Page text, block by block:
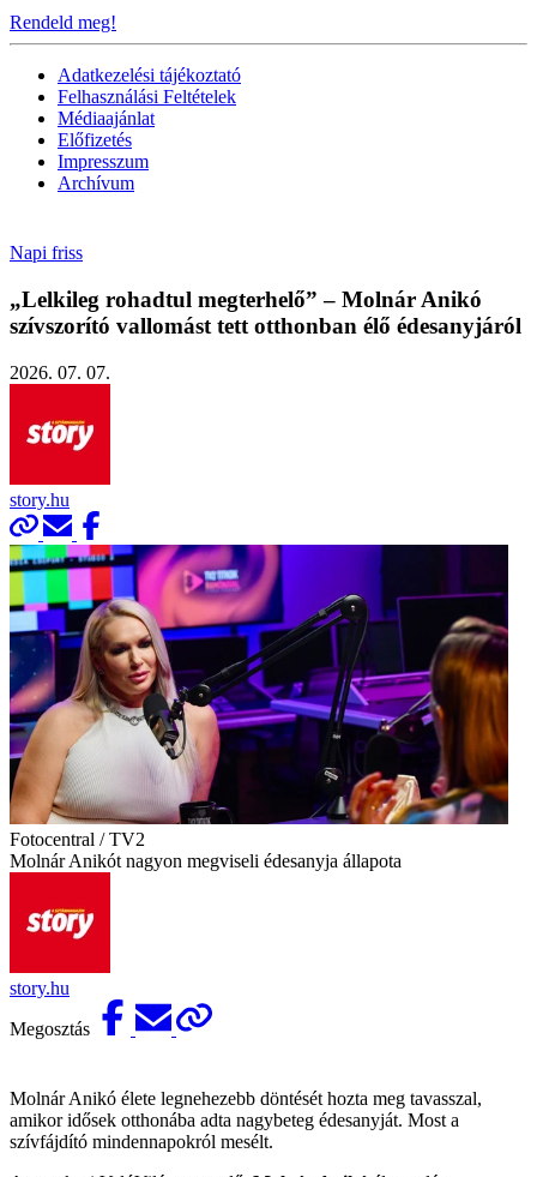
Rendeld meg!
Adatkezelési tájékoztató
Felhasználási Feltételek
Médiaajánlat
Előfizetés
Impresszum
Archívum
Napi friss
„Lelkileg rohadtul megterhelő” – Molnár Anikó
szívszorító vallomást tett otthonban élő édesanyjáról
2026. 07. 07.
story.hu
Fotocentral / TV2
Molnár Anikót nagyon megviseli édesanyja állapota
story.hu
Megosztás
Molnár Anikó élete legnehezebb döntését hozta meg tavasszal,
amikor idősek otthonába adta nagybeteg édesanyját. Most a
szívfájdító mindennapokról mesélt.